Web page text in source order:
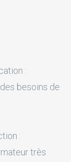
:
besoins de
:
très